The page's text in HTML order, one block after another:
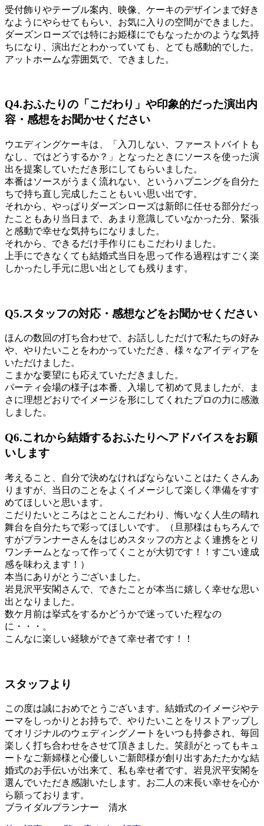
受付飾りやテーブル案内、映像、ケーキのデザインまで好き
なようにやらせてもらい、お気に入りの空間ができました。
ダーズンローズでは特にお姫様にでもなったかのような気持
ちになり、演出だとわかっていても、とても感動的でした。
アットホームな雰囲気で、できました。
Q4.おふたりの「こだわり」や印象的だった演出内
容・感想をお聞かせください
ウエディングケーキは、「入刀しない、ファーストバイトも
なし、ではどうするか？」となったときにソースを使った演
出を提案していただき形にしてもらいました。
本番はソースがうまく流れない、というハプニングを自分た
ちで持ち直し完成したこともいい思い出です。
それから、やっぱりダーズンローズは新郎に任せる部分だっ
たこともあり当日まで、あまり意識していなかった分、緊張
と感動で幸せな気持ちになりました。
それから、できるだけ手作りにもこだわりました。
上手にできなくても結婚式当日を思って作る過程はすごく楽
しかったし手元に思い出としても残ります。
Q5.スタッフの対応・感想などをお聞かせください
ほんの数回の打ち合わせで、お話ししただけで私たちの好み
や、やりたいことをわかっていただき、様々なアイディアを
いただけました。
こまかな要望にも応えていただきました。
パーティ会場の様子は本番、入場して初めて見ましたが、ま
さに理想どおりでイメージを形にしてくれたプロの力に感激
しました。
Q6.これから結婚するおふたりへアドバイスをお願
いします
考えること、自分で決めなければならないことはたくさんあ
りますが、当日のことをよくイメージして楽しく準備をすす
めてほしいと思います。
こだりたいところはとことんこだわり、悔いなく人生の晴れ
舞台を自分たちで彩ってほしいです。（旦那様はもちろんで
すがプランナーさんをはじめスタッフの方とよく連携をとり
ワンチームとなって作ってくことが大切です！！すごい達成
感を味わえます！）
本当にありがとうございました。
岩見沢平安閣さんで、できたことが本当に嬉しく幸せな思い
出となりました。
数ケ月前は挙式をするかどうかで迷っていた程なの
に・・・。
こんなに楽しい経験ができて幸せ者です！！
スタッフより
この度は誠におめでとうございます。結婚式のイメージやテ
ーマをしっかりとお持ちで、やりたいことをリストアップし
てオリジナルのウェディングノートをいつも持参され、毎回
楽しく打ち合わせをさせて頂きました。笑顔がとってもキュ
ートなご新婦様と心優しいご新郎様が創り出すあたたかな結
婚式のお手伝いが出来て、私も幸せ者です。岩見沢平安閣を
選んでいただき感謝いたします。お二人の末長い幸せを心か
ら願っております。
ブライダルプランナー 清水